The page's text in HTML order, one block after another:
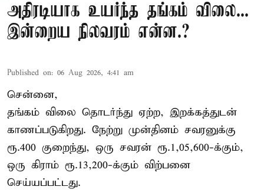
அதிரடியாக உயர்ந்த தங்கம் விலை...
இன்றைய நிலவரம் என்ன.?
Published on: 06 Aug 2026, 4:41 am
சென்னை,
தங்கம் விலை தொடர்ந்து ஏற்ற, இறக்கத்துடன்
காணப்படுகிறது. நேற்று முன்தினம் சவரனுக்கு
ரூ.400 குறைந்து, ஒரு சவரன் ரூ.1,05,600-க்கும்,
ஒரு கிராம் ரூ.13,200-க்கும் விற்பனை
செய்யப்பட்டது.